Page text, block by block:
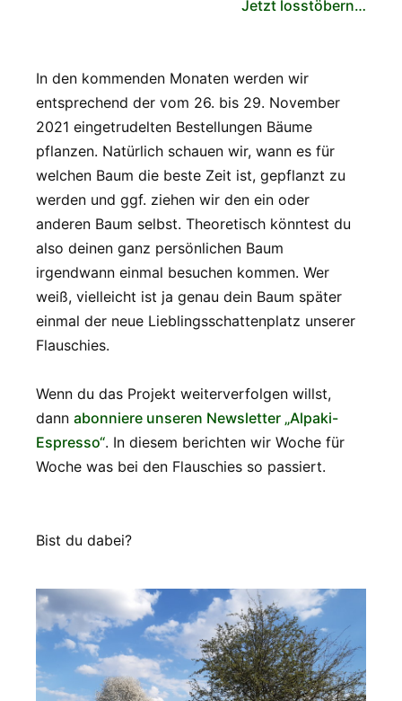
Jetzt losstöbern…
In den kommenden Monaten werden wir
entsprechend der vom 26. bis 29. November
2021 eingetrudelten Bestellungen Bäume
pflanzen. Natürlich schauen wir, wann es für
welchen Baum die beste Zeit ist, gepflanzt zu
werden und ggf. ziehen wir den ein oder
anderen Baum selbst. Theoretisch könntest du
also deinen ganz persönlichen Baum
irgendwann einmal besuchen kommen. Wer
weiß, vielleicht ist ja genau dein Baum später
einmal der neue Lieblingsschattenplatz unserer
Flauschies.
Wenn du das Projekt weiterverfolgen willst,
dann abonniere unseren Newsletter „Alpaki-
Espresso“. In diesem berichten wir Woche für
Woche was bei den Flauschies so passiert.
Bist du dabei?